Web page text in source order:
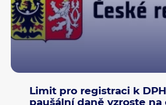
Limit pro registraci k
paušální daně vzroste